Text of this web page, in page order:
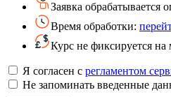
Заявка обрабатывается
Время обработки:
Курс не фиксируется на
Я согласен с регламентом
Не запоминать введенные